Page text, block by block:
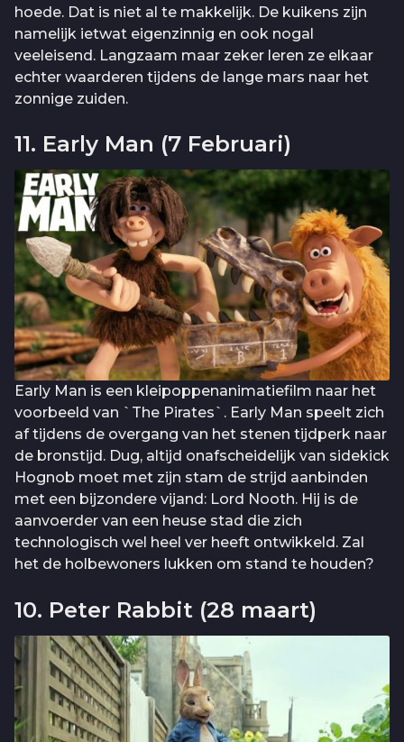
hoede. Dat is niet al te makkelijk. De kuikens zijn
namelijk ietwat eigenzinnig en ook nogal
veeleisend. Langzaam maar zeker leren ze elkaar
echter waarderen tijdens de lange mars naar het
zonnige zuiden.
11. Early Man (7 Februari)
Early Man is een kleipoppenanimatiefilm naar het
voorbeeld van `The Pirates`. Early Man speelt zich
af tijdens de overgang van het stenen tijdperk naar
de bronstijd. Dug, altijd onafscheidelijk van sidekick
Hognob moet met zijn stam de strijd aanbinden
met een bijzondere vijand: Lord Nooth. Hij is de
aanvoerder van een heuse stad die zich
technologisch wel heel ver heeft ontwikkeld. Zal
het de holbewoners lukken om stand te houden?
10. Peter Rabbit (28 maart)